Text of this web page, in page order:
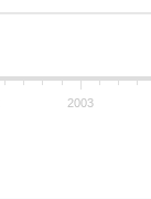
2003